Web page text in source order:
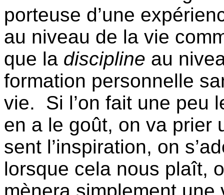
porteuse d’une
au niveau de la vie
que la discipline au
formation personnelle
vie.
Si l’on fait une peu
en a le goût, on va prier
sent l’inspiration, on
lorsque cela nous plaît,